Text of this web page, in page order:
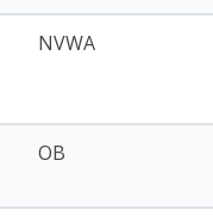
NVWA
OB